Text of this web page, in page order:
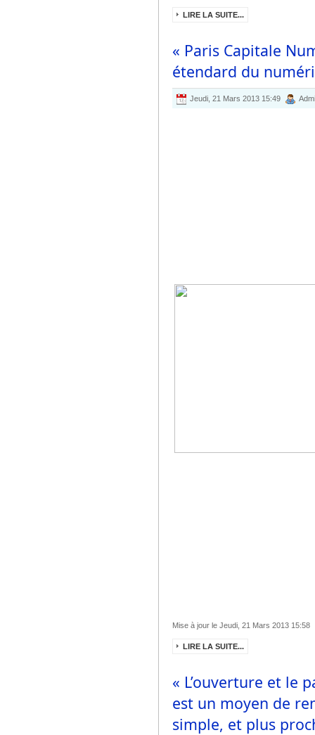
LIRE LA SUITE...
« Paris Capitale
étendard du
Jeudi, 21 Mars 2013 15:49
Mise à jour le Jeudi, 21 Mars 2013 15:58
LIRE LA SUITE...
« L’ouverture et le
est un moyen de
simple, et plus